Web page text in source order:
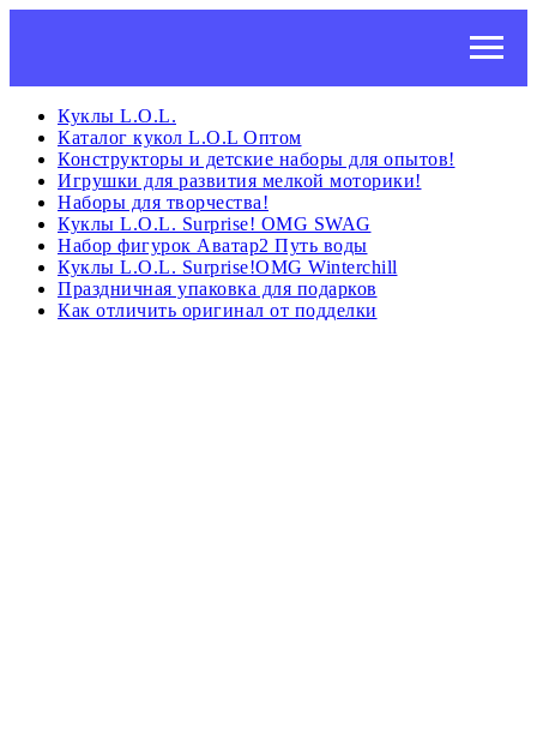
Куклы L.O.L.
Каталог кукол L.O.L Оптом
Конструкторы и детские наборы для опытов!
Игрушки для развития мелкой моторики!
Наборы для творчества!
Куклы L.O.L. Surprise! OMG SWAG
Набор фигурок Аватар2 Путь воды
Куклы L.O.L. Surprise!OMG Winterchill
Праздничная упаковка для подарков
Как отличить оригинал от подделки